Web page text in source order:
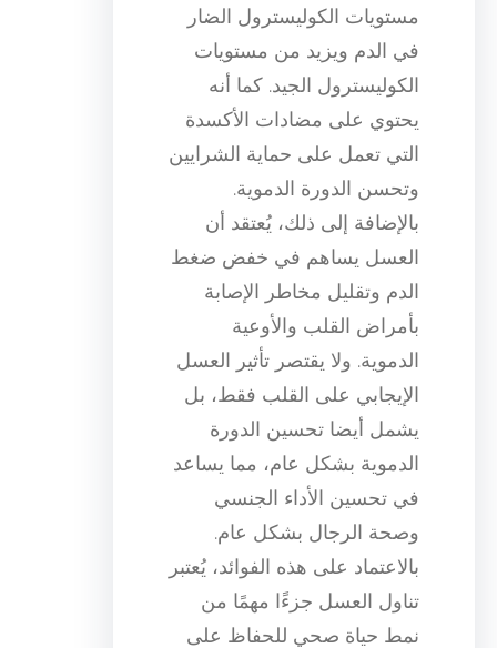
مستويات الكوليسترول الضار
في الدم ويزيد من مستويات
الكوليسترول الجيد. كما أنه
يحتوي على مضادات الأكسدة
التي تعمل على حماية الشرايين
وتحسن الدورة الدموية.
بالإضافة إلى ذلك، يُعتقد أن
العسل يساهم في خفض ضغط
الدم وتقليل مخاطر الإصابة
بأمراض القلب والأوعية
الدموية. ولا يقتصر تأثير العسل
الإيجابي على القلب فقط، بل
يشمل أيضا تحسين الدورة
الدموية بشكل عام، مما يساعد
في تحسين الأداء الجنسي
وصحة الرجال بشكل عام.
بالاعتماد على هذه الفوائد، يُعتبر
تناول العسل جزءًا مهمًا من
نمط حياة صحي للحفاظ على